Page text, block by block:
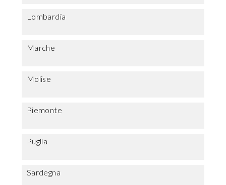
Lombardia
Marche
Molise
Piemonte
Puglia
Sardegna